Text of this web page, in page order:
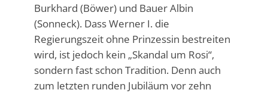
Burkhard (Böwer) und Bauer Albin
(Sonneck). Dass Werner I. die
Regierungszeit ohne Prinzessin bestreiten
wird, ist jedoch kein „Skandal um Rosi“,
sondern fast schon Tradition. Denn auch
zum letzten runden Jubiläum vor zehn